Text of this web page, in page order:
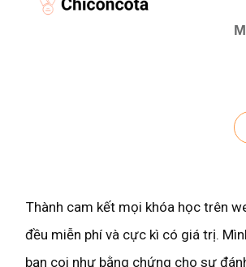
Thành cam kết mọi khóa học trên
đều miễn phí và cực kì có giá trị.
bạn coi như bằng chứng cho sự